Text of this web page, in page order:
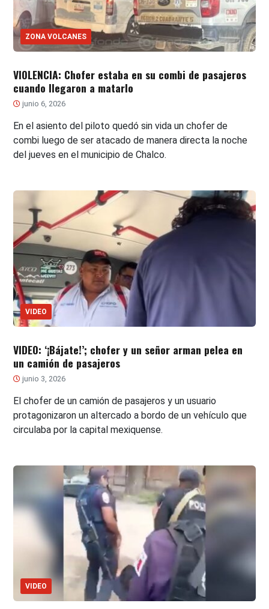
ZONA VOLCANES
VIOLENCIA: Chofer estaba en su combi de pasajeros
cuando llegaron a matarlo
junio 6, 2026
En el asiento del piloto quedó sin vida un chofer de
combi luego de ser atacado de manera directa la noche
del jueves en el municipio de Chalco.
VIDEO
VIDEO: ‘¡Bájate!’; chofer y un señor arman pelea en
un camión de pasajeros
junio 3, 2026
El chofer de un camión de pasajeros y un usuario
protagonizaron un altercado a bordo de un vehículo que
circulaba por la capital mexiquense.
VIDEO